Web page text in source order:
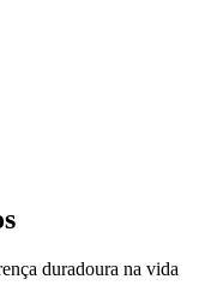
duradoura na vida